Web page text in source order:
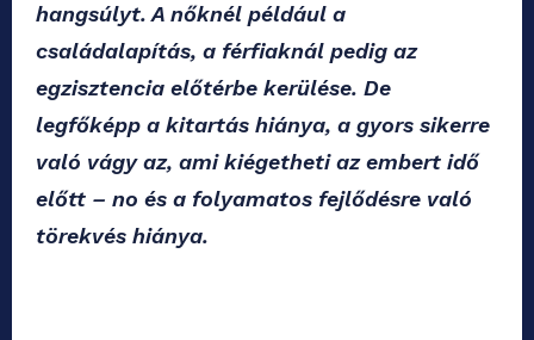
hangsúlyt. A nőknél például a
családalapítás, a férfiaknál pedig az
egzisztencia előtérbe kerülése. De
legfőképp a kitartás hiánya, a gyors sikerre
való vágy az, ami kiégetheti az embert idő
előtt – no és a folyamatos fejlődésre való
törekvés hiánya.